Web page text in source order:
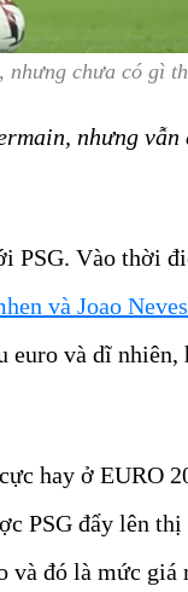
nhưng chưa có gì
nhưng vẫn
PSG. Vào thời
và Joao Neves
euro và dĩ nhiên,
hay ở EURO
PSG đẩy lên
và đó là mức giá